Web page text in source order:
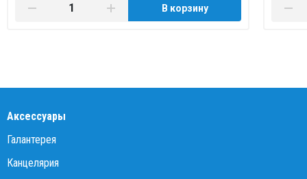
В корзину
Аксессуары
Галантерея
Канцелярия